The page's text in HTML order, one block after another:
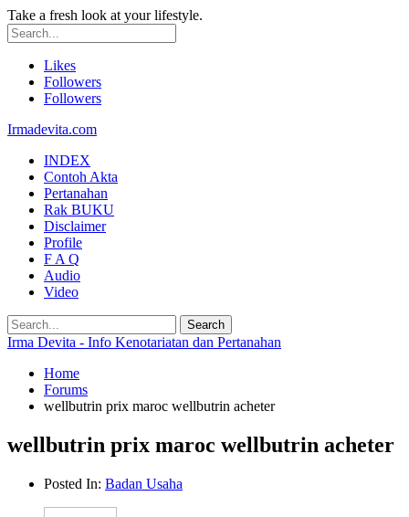
Take a fresh look at your lifestyle.
Likes
Followers
Followers
Irmadevita.com
INDEX
Contoh Akta
Pertanahan
Rak BUKU
Disclaimer
Profile
F A Q
Audio
Video
Irma Devita - Info Kenotariatan dan Pertanahan
Home
Forums
wellbutrin prix maroc wellbutrin acheter
wellbutrin prix maroc wellbutrin acheter
Posted In: Badan Usaha